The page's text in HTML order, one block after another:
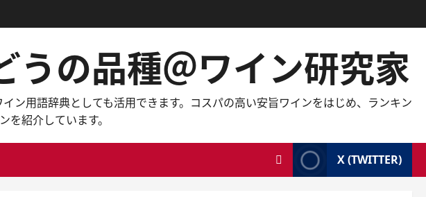
の品種＠ワイン研究家
ン用語辞典としても活用できます。コスパの高い安旨ワインをはじめ、ランキン
を紹介しています。
X (TWITTER)